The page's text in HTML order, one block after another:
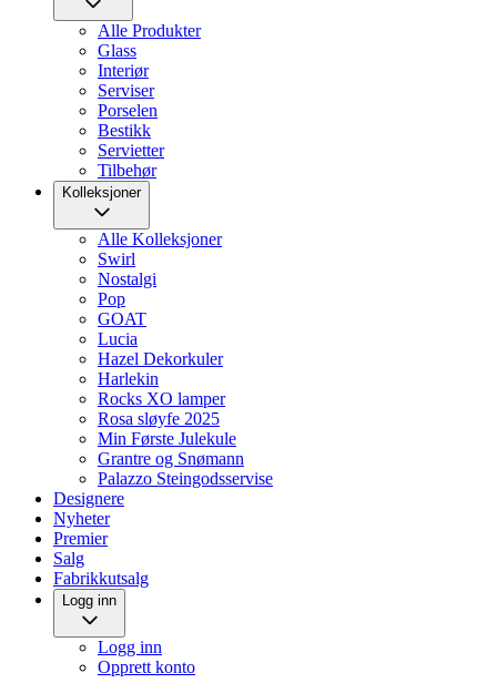
Alle Produkter
Glass
Interiør
Serviser
Porselen
Bestikk
Servietter
Tilbehør
Kolleksjoner
Alle Kolleksjoner
Swirl
Nostalgi
Pop
GOAT
Lucia
Hazel Dekorkuler
Harlekin
Rocks XO lamper
Rosa sløyfe 2025
Min Første Julekule
Grantre og Snømann
Palazzo Steingodsservise
Designere
Nyheter
Premier
Salg
Fabrikkutsalg
Logg inn
Logg inn
Opprett konto